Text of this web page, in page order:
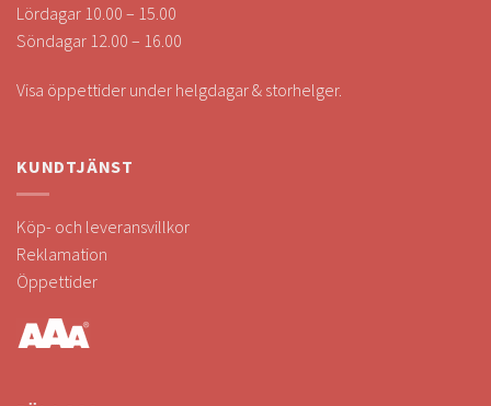
Lördagar 10.00 – 15.00
Söndagar 12.00 – 16.00
Visa öppettider under helgdagar & storhelger.
KUNDTJÄNST
Köp- och leveransvillkor
Reklamation
Öppettider